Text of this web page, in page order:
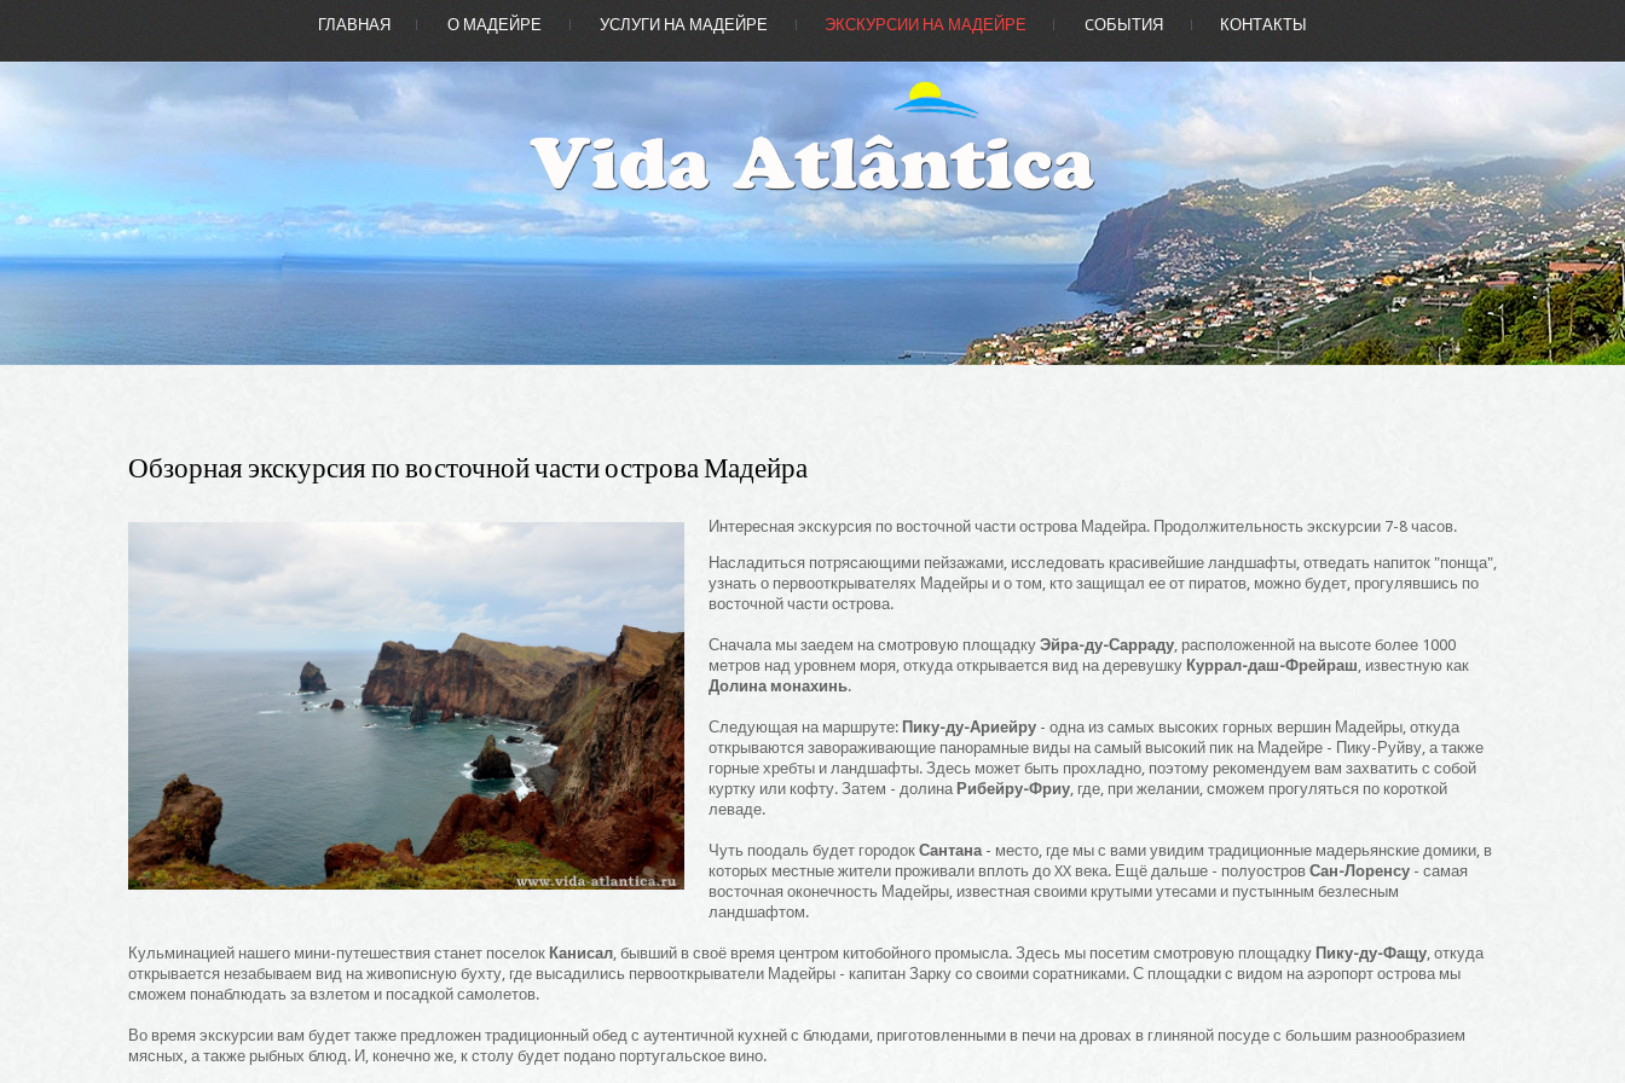
ГЛАВНАЯ О МАДЕЙРЕ УСЛУГИ НА МАДЕЙРЕ ЭКСКУРСИИ НА МАДЕЙРЕ CОБЫТИЯ КОНТАКТЫ
ОбзорнаяэкскурсияповосточнойчастиостроваМадейра
Интересная экскурсия по восточной части островаМадейра. Продолжительность экскурсии 7-8 часов.
Насладиться потрясающими пейзажами, исследовать красивейшие ландшафты, отведать напиток "понща",
узнать о первооткрывателях Мадейры и о том, кто защищал ее от пиратов, можно будет, прогулявшись по
восточной части острова.
Сначала мы заедем на смотровую площадку Эйра-ду-Сарраду, расположенной на высоте более 1000
метров над уровнем моря, откуда открывается вид на деревушку Куррал-даш-Фрейраш, известную как
Долина монахинь.
Следующая на маршруте: Пику-ду-Ариейру - одна из самых высоких горных вершин Мадейры, откуда
открываются завораживающие панорамные виды на самый высокий пик на Мадейре - Пику-Руйву, а также
горные хребты и ландшафты. Здесь может быть прохладно, поэтому рекомендуем вам захватить с собой
куртку или кофту. Затем - долина Рибейру-Фриу, где, при желании, сможем прогуляться по короткой
леваде.
Чуть поодаль будет городок Сантана- место, где мы с вами увидим традиционные мадерьянские домики, в
которых местные жители проживали вплоть до XX века. Ещё дальше - полуостров Сан-Лоренсу - самая
восточная оконечность Мадейры, известная своими крутыми утесами и пустынным безлесным
ландшафтом.
Кульминацией нашего мини-путешествия станет поселок Канисал, бывший в своё время центром китобойного промысла. Здесь мы посетим смотровую площадку Пику-ду-Фащу, откуда
открывается незабываем вид на живописную бухту, где высадились первооткрыватели Мадейры - капитан Зарку со своими соратниками. С площадки с видом на аэропорт острова мы
сможем понаблюдать за взлетом и посадкой самолетов.
Во время экскурсии вам будет также предложен традиционный обед с аутентичной кухней с блюдами, приготовленными в печи на дровах в глиняной посуде с большим разнообразием
мясных, а также рыбных блюд. И, конечно же, к столу будет подано португальское вино.